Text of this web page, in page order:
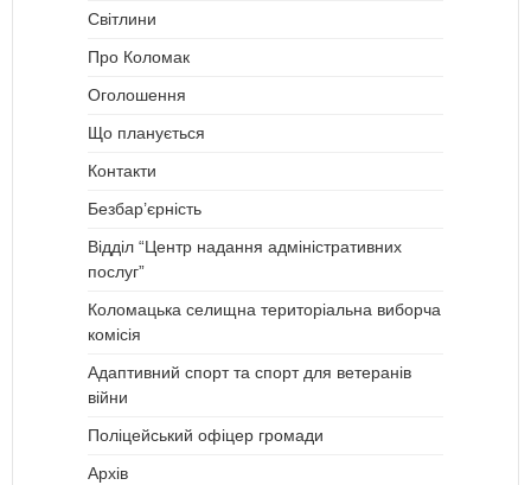
Світлини
Про Коломак
Оголошення
Що планується
Контакти
Безбар’єрність
Відділ “Центр надання адміністративних
послуг”
Коломацька селищна територіальна виборча
комісія
Адаптивний спорт та спорт для ветеранів
війни
Поліцейський офіцер громади
Архів